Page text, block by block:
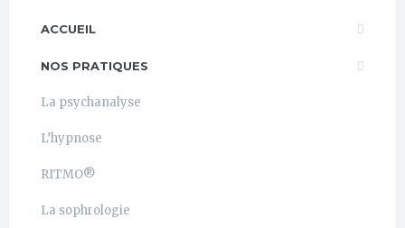
ACCUEIL
NOS PRATIQUES
La psychanalyse
L’hypnose
RITMO®
La sophrologie